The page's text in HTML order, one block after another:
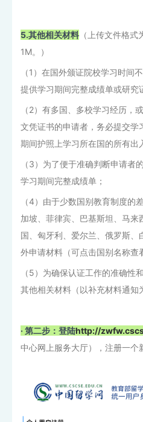
5.其他相关材料 （上传文件格
1M。）
（1）在国外颁证院校学习时间
提供学习期间完整成绩单或研究
（2）有多国、多校学习经历，
文凭证书的申请者，务必提交学
期间护照上学习所在国的所有出
（3）为了便于准确判断申请者
学习期间完整成绩单；
（4）由于少数国别教育制度的
加坡、菲律宾、巴基斯坦、马
国、匈牙利、爱尔兰、俄罗斯、
外申请材料（可点击国别名称查
（5）为确保认证工作的准确性
其他相关材料（以补充材料通知
· 第二步： 登陆http://
中心网上服务大厅），注册一个